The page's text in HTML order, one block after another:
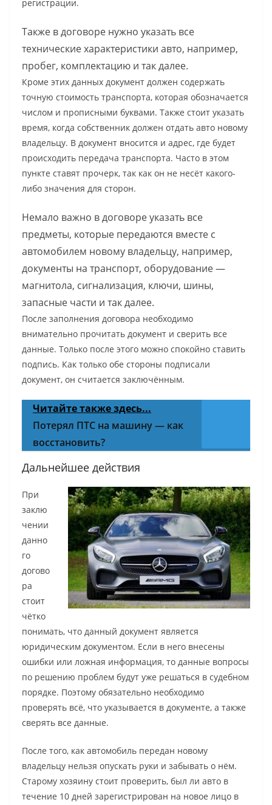
регистрации.
Также в договоре нужно указать все
технические характеристики авто, например,
пробег, комплектацию и так далее.
Кроме этих данных документ должен содержать
точную стоимость транспорта, которая обозначается
числом и прописными буквами. Также стоит указать
время, когда собственник должен отдать авто новому
владельцу. В документ вносится и адрес, где будет
происходить передача транспорта. Часто в этом
пункте ставят прочерк, так как он не несёт какого-
либо значения для сторон.
Немало важно в договоре указать все
предметы, которые передаются вместе с
автомобилем новому владельцу, например,
документы на транспорт, оборудование —
магнитола, сигнализация, ключи, шины,
запасные части и так далее.
После заполнения договора необходимо
внимательно прочитать документ и сверить все
данные. Только после этого можно спокойно ставить
подпись. Как только обе стороны подписали
документ, он считается заключённым.
Читайте также здесь...
Потерял ПТС на машину — как
восстановить?
Дальнейшее действия
При
заклю
чении
данно
го
догово
ра
стоит
чётко
понимать, что данный документ является
юридическим документом. Если в него внесены
ошибки или ложная информация, то данные вопросы
по решению проблем будут уже решаться в судебном
порядке. Поэтому обязательно необходимо
проверять всё, что указывается в документе, а также
сверять все данные.
После того, как автомобиль передан новому
владельцу нельзя опускать руки и забывать о нём.
Старому хозяину стоит проверить, был ли авто в
течение 10 дней зарегистрирован на новое лицо в